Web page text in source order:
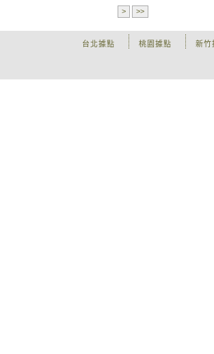
> >>
新竹
桃園據點
台北據點